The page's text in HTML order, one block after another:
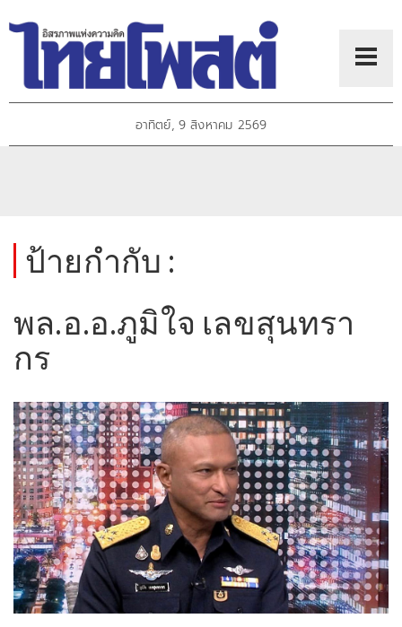
อาทิตย์, 9 สิงหาคม 2569
ป้ายกำกับ :
พล.อ.อ.ภูมิใจ เลขสุนทรา
กร